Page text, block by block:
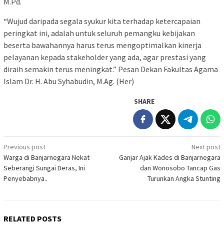
“Wujud daripada segala syukur kita terhadap ketercapaian
peringkat ini, adalah untuk seluruh pemangku kebijakan
beserta bawahannya harus terus mengoptimalkan kinerja
pelayanan kepada stakeholder yang ada, agar prestasi yang
diraih semakin terus meningkat.” Pesan Dekan Fakultas Agama
Islam Dr. H. Abu Syhabudin, M.Ag. (Her)
SHARE
Post
navigation
Previous post
Warga di Banjarnegara Nekat
Seberangi Sungai Deras, Ini
Penyebabnya..
Next post
Ganjar Ajak Kades di Banjarnegara
dan Wonosobo Tancap Gas
Turunkan Angka Stunting
RELATED POSTS